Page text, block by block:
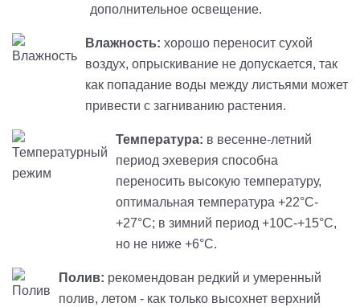
дополнительное освещение.
Влажность: хорошо переносит сухой
воздух, опрыскивание не допускается, так
как попадание воды между листьями может
привести с загниванию растения.
Температура: в весенне-летний
период эхеверия способна
переносить высокую температуру,
оптимальная температура +22°С-
+27°С; в зимний период +10С-+15°С,
но не ниже +6°С.
Полив: рекомендован редкий и умеренный
полив, летом - как только высохнет верхний